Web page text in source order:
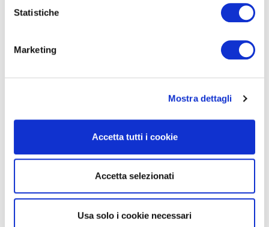
Statistiche
Marketing
Mostra dettagli
Accetta tutti i cookie
Accetta selezionati
Usa solo i cookie necessari